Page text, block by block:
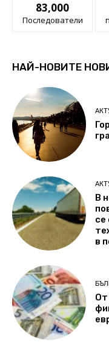
83,000
Последователи
НАЙ-НОВИТЕ
В
се
в
От